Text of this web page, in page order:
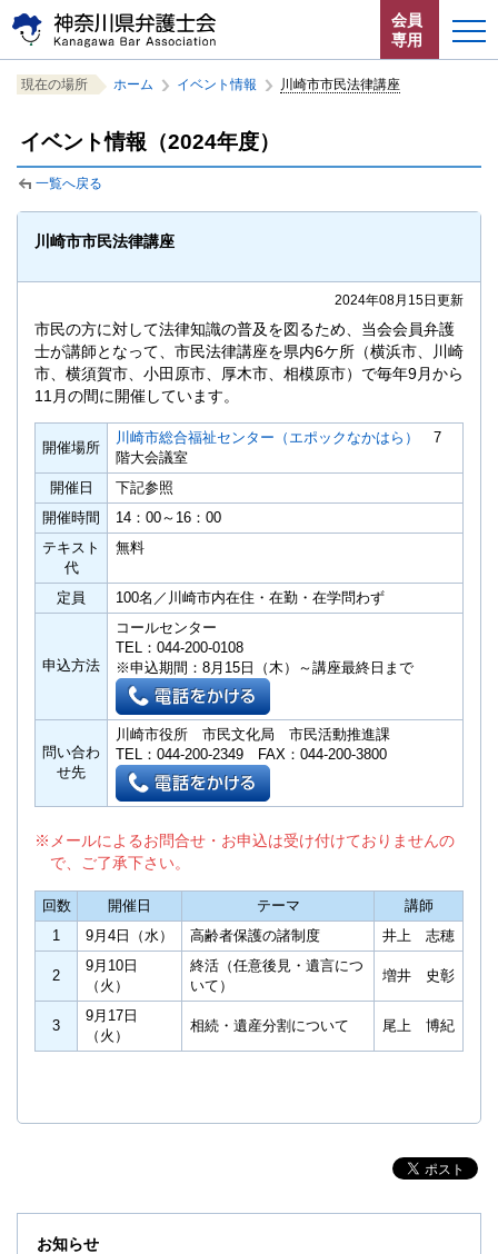
ー
ジ
の
す。
文
へ
ジ
す
会員
専用
こ
こ
サ
ト
す。
サ
イ
共
メ
す。
ホーム
お知らせ
神奈川県弁護士会とは
法律相談する
閉じる
イ
ト
内
ニ
ー
お知らせ
現在の場所 ホーム イベント情報 川崎市市民法律講座
イベント情報（2024年度）
一覧へ戻る
川崎市市民法律講座
2024年08月15日更新
市民の方に対して法律知識の普及を図るため、当会会員弁護
士が講師となって、市民法律講座を県内6ケ所（横浜市、川崎
市、横須賀市、小田原市、厚木市、相模原市）で毎年9月から
11月の間に開催しています。
開催場所
川崎市総合福祉センター（エポックなかはら）
7
階大会議室
開催日
下記参照
開催時間
14：00～16：00
テキスト
代
無料
定員 100名／川崎市内在住・在勤・在学問わず
申込方法
コールセンター
TEL： 044-200-0108
※申込期間：8月15日（木）～講座最終日まで
問い合わ
せ先
川崎市役所 市民文化局 市民活動推進課
TEL： 044-200-2349 FAX：044-200-3800
※メールによるお問合せ・お申込は受け付けておりませんの
で、ご了承下さい。
回数 開催日 テーマ
講師
1
9月4日（水） 高齢者保護の諸制度 井上 志穂
2
9月10日
（火）
終活（任意後見・遺言につ
いて）
増井 史彰
3
9月17日
（火）
相続・遺産分割について 尾上 博紀